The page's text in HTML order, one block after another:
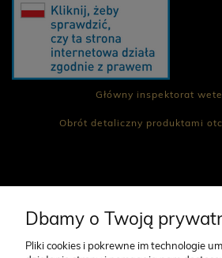
Główny inspektorat
Obrót detaliczny produktami
CO NAS
Dbamy o Twoją
Pliki cookies i pokrewne im technologie